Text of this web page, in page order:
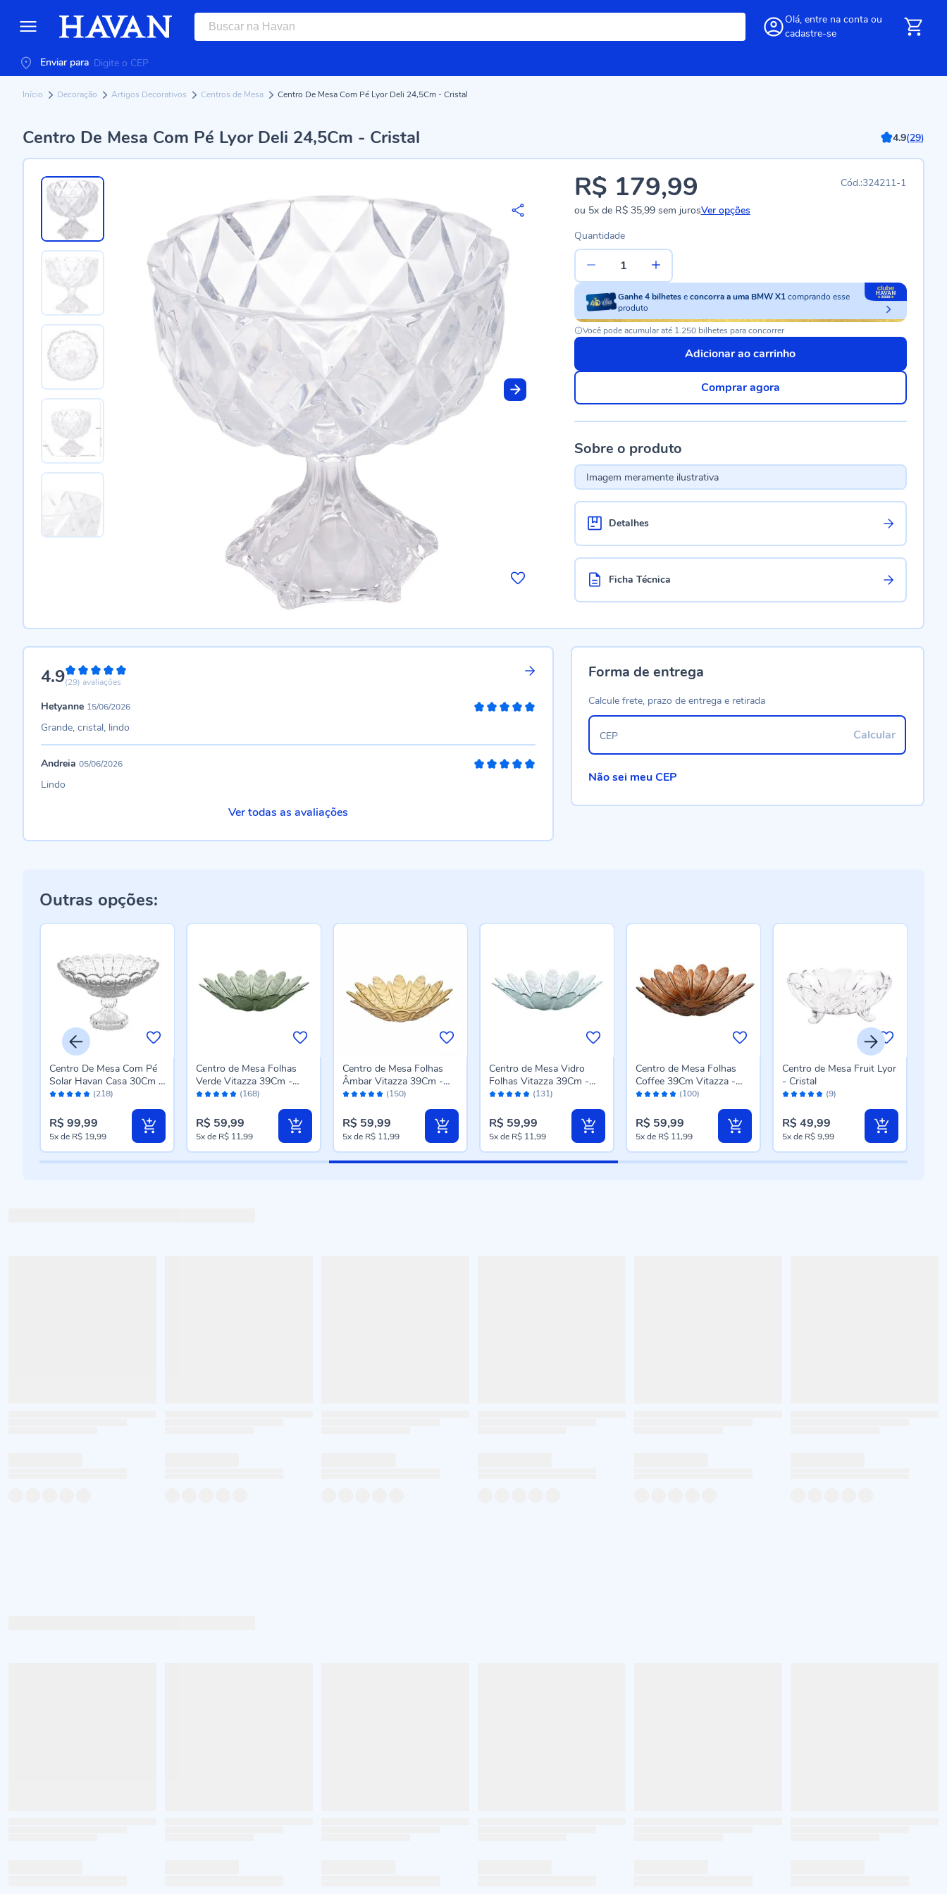
Olá, entre na conta ou
cadastre-se
Enviar para
Início Decoração Artigos Decorativos Centros de Mesa Centro De Mesa Com Pé Lyor Deli 24,5Cm - Cristal
Centro De Mesa Com Pé Lyor Deli 24,5Cm - Cristal 4.9(29)
324211-1
R$ 179,99
ou 5xde R$ 35,99sem jurosVer opções
Quantidade
Ganhe4 bilhetes econcorra a uma BMW X1comprando esse
produto
Você pode acumular até 1.250 bilhetes para concorrer
Adicionar ao carrinho
Comprar agora
Sobre o produto
Imagem meramente ilustrativa
Detalhes
Ficha Técnica
4.998%
(29) avaliações
Hetyanne 15/06/2026
Grande, cristal, lindo
Andreia 05/06/2026
Lindo
Ver todas as avaliações
Forma de entrega
Calcule frete, prazo de entrega e retirada
Calcular
CEP
Não sei meu CEP
Outras opções:
Avaliação: (218)
Centro De Mesa Com Pé
Solar Havan Casa 30Cm -
Transparente
R$ 99,99
5xde R$ 19,99
Avaliação: (168)
Centro de Mesa Folhas
Verde Vitazza 39Cm -
Vidro
R$ 59,99
5xde R$ 11,99
Avaliação: (150)
Centro de Mesa Folhas
Âmbar Vitazza 39Cm -
Vidro
R$ 59,99
5xde R$ 11,99
Avaliação: (131)
Centro de Mesa Vidro
Folhas Vitazza 39Cm -
Transparente
R$ 59,99
5xde R$ 11,99
Avaliação: (100)
Centro de Mesa Folhas
Coffee 39Cm Vitazza -
Vidro
R$ 59,99
5xde R$ 11,99
Avaliação: (9)
Centro de Mesa Fruit Lyor
- Cristal
R$ 49,99
5xde R$ 9,99